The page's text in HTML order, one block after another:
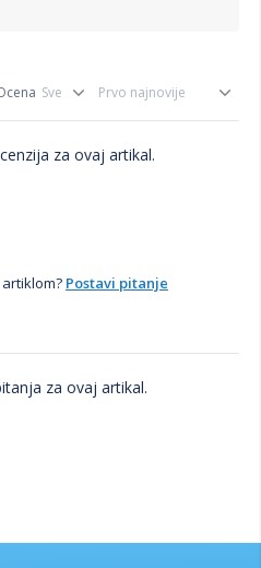
za ovaj artikal.
Postavi pitanje
za ovaj artikal.